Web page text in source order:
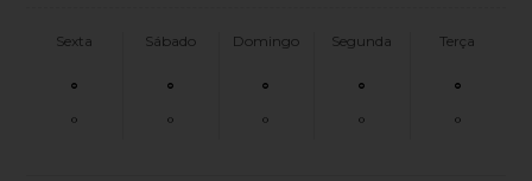
Sexta
°
°
Sábado
°
°
Domingo
°
°
Segunda
°
°
Terça
°
°